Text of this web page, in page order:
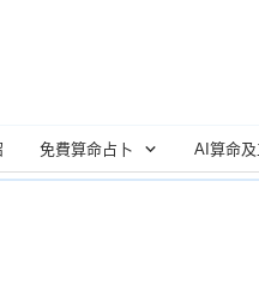
免費算命占卜 AI算命